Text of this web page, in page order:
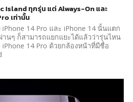
Island ทุกรุ่น แต่ Always-On และ
เท่านั้น
14 Pro และ iPhone 14 นั้นแตก
นๆ ก็สามารถแยกแยะได้แล้วว่ารุ่นไหน
14 Pro ด้วยกล้องหน้าที่มีชื่อ